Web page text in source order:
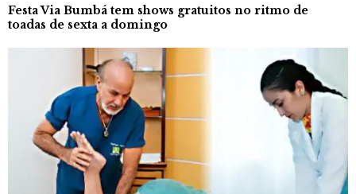
Festa Via Bumbá tem shows gratuitos no ritmo de
toadas de sexta a domingo